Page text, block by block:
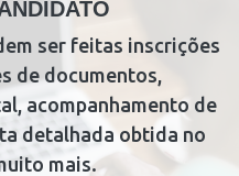
ser feitas inscrições
de documentos,
acompanhamento de
detalhada obtida no
mais.